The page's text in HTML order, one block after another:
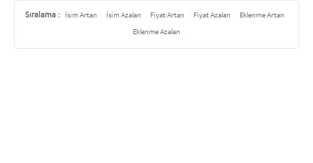
Sıralama : İsim Artan İsim Azalan Fiyat Artan Fiyat Azalan
Eklenme Artan
Eklenme Azalan